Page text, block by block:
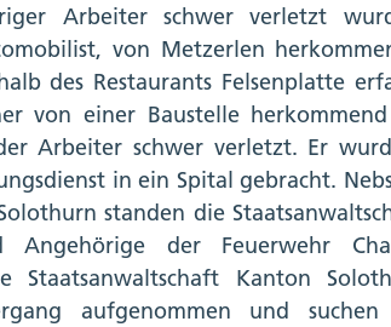
Arbeiter schwer verletzt
von Metzerlen
des Restaurants Felsenplatte
von einer Baustelle
Arbeiter schwer verletzt. Er
in ein Spital gebracht.
standen die
Angehörige der Feuerwehr
Kanton
aufgenommen und